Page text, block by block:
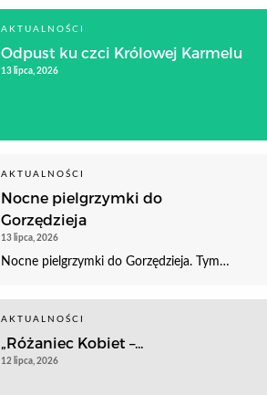
AKTUALNOŚCI
Odpust ku czci Królowej Karmelu
13 lipca, 2026
AKTUALNOŚCI
Nocne pielgrzymki do
Gorzędzieja
13 lipca, 2026
Nocne pielgrzymki do Gorzędzieja. Tym…
AKTUALNOŚCI
„Różaniec Kobiet –...
12 lipca, 2026